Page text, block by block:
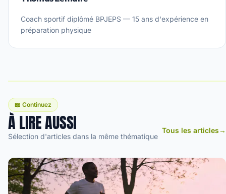
Coach sportif diplômé BPJEPS — 15 ans d'expérience en
préparation physique
📖 Continuez
À LIRE AUSSI
Sélection d'articles dans la même thématique
Tous les articles→